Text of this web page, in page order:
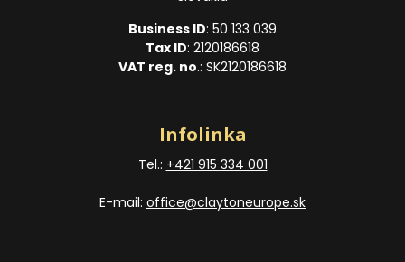
Business ID: 50 133 039
Tax ID: 2120186618
VAT reg. no.: SK2120186618
Infolinka
Tel.: +421 915 334 001
E-mail: office@claytoneurope.sk